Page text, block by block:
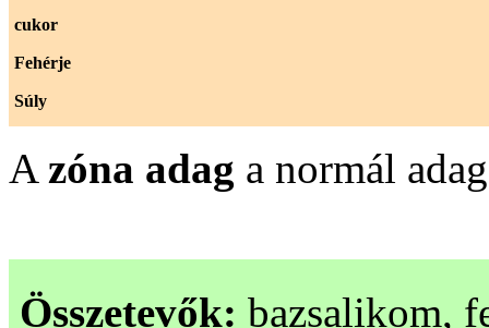
cukor
Fehérje
Súly
A zóna adag a normál
Összetevők: bazsalikom,